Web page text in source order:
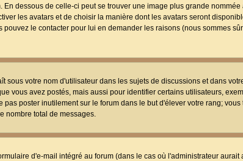
dessous de celle-ci peut se trouver une image plus grande nommée
les avatars et de choisir la manière dont les avatars seront
le contacter pour lui en demander les raisons (nous sommes
votre nom d'utilisateur dans les sujets de discussions et dans
vous avez postés, mais aussi pour identifier certains utilisateurs,
poster inutilement sur le forum dans le but d'élever votre rang; vous
nombre total de messages.
d'e-mail intégré au forum (dans le cas où l'administrateur aurait